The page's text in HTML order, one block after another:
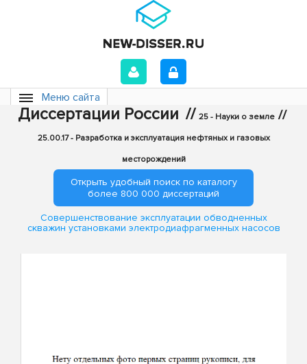
Меню сайта
Диссертации России // 25 - Науки о земле //
25.00.17 - Разработка и эксплуатация нефтяных и газовых
месторождений
Открыть удобный поиск по каталогу
более 800 000 диссертаций
Совершенствование эксплуатации обводненных
скважин установками электродиафрагменных насосов